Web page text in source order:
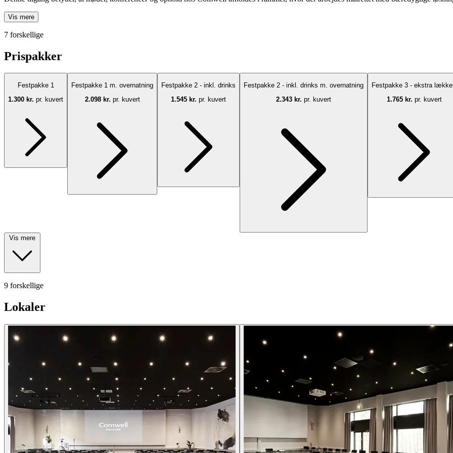
Vis mere
7 forskellige
Prispakker
Festpakke 1
1.300 kr. pr. kuvert
Festpakke 1 m. overnatning
2.098 kr. pr. kuvert
Festpakke 2 - inkl. drinks
1.545 kr. pr. kuvert
Festpakke 2 - inkl. drinks m. overnatning
2.343 kr. pr. kuvert
Festpakke 3 - ekstra
1.765 kr. pr. kuvert
9 forskellige
Lokaler